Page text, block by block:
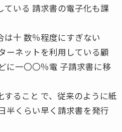
ている 請求書の電子化も課
十 数％程度にすぎない
ーネットを利用している顧
に一〇〇％電 子請求書に移
すること で、従来のように紙
半くらい早く請求書を発行